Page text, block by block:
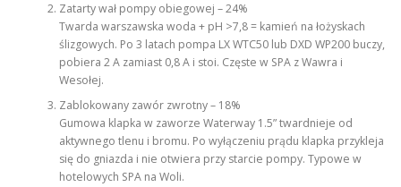
Zatarty wał pompy obiegowej – 24%
Twarda warszawska woda + pH >7,8 = kamień na łożyskach
ślizgowych. Po 3 latach pompa LX WTC50 lub DXD WP200 buczy,
pobiera 2 A zamiast 0,8 A i stoi. Częste w SPA z Wawra i
Wesołej.
Zablokowany zawór zwrotny – 18%
Gumowa klapka w zaworze Waterway 1.5” twardnieje od
aktywnego tlenu i bromu. Po wyłączeniu prądu klapka przykleja
się do gniazda i nie otwiera przy starcie pompy. Typowe w
hotelowych SPA na Woli.